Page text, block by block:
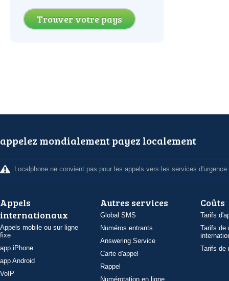
Trouver votre pays
appelez mondialement payez localement
Localphone ne convient pas pour les appels vers les services d'urgence
Appels
internationaux
Appels mobile ou sur ligne
fixe
app iPhone
app Android
VoIP
Autres services
Global SMS
Numéros entrants
Answering Service
Carte d'appel
Rappel
Numérotation en ligne
Coûts
Tarifs
Tarifs de
Tarifs de